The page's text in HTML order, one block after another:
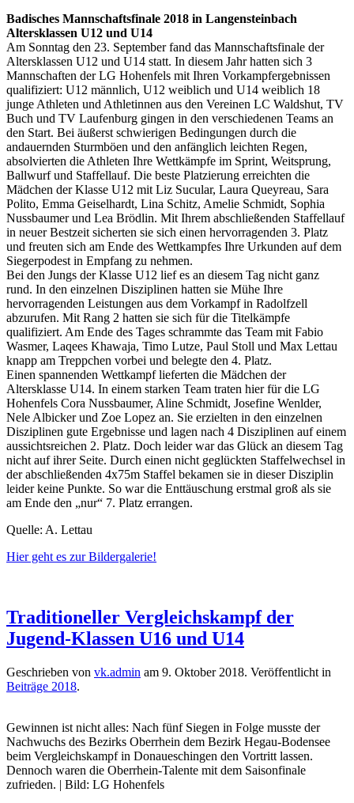
Badisches Mannschaftsfinale 2018 in Langensteinbach
Altersklassen U12 und U14
Am Sonntag den 23. September fand das Mannschaftsfinale der
Altersklassen U12 und U14 statt. In diesem Jahr hatten sich 3
Mannschaften der LG Hohenfels mit Ihren Vorkampfergebnissen
qualifiziert: U12 männlich, U12 weiblich und U14 weiblich 18
junge Athleten und Athletinnen aus den Vereinen LC Waldshut, TV
Buch und TV Laufenburg gingen in den verschiedenen Teams an
den Start. Bei äußerst schwierigen Bedingungen durch die
andauernden Sturmböen und den anfänglich leichten Regen,
absolvierten die Athleten Ihre Wettkämpfe im Sprint, Weitsprung,
Ballwurf und Staffellauf. Die beste Platzierung erreichten die
Mädchen der Klasse U12 mit Liz Sucular, Laura Queyreau, Sara
Polito, Emma Geiselhardt, Lina Schitz, Amelie Schmidt, Sophia
Nussbaumer und Lea Brödlin. Mit Ihrem abschließenden Staffellauf
in neuer Bestzeit sicherten sie sich einen hervorragenden 3. Platz
und freuten sich am Ende des Wettkampfes Ihre Urkunden auf dem
Siegerpodest in Empfang zu nehmen.
Bei den Jungs der Klasse U12 lief es an diesem Tag nicht ganz
rund. In den einzelnen Disziplinen hatten sie Mühe Ihre
hervorragenden Leistungen aus dem Vorkampf in Radolfzell
abzurufen. Mit Rang 2 hatten sie sich für die Titelkämpfe
qualifiziert. Am Ende des Tages schrammte das Team mit Fabio
Wasmer, Laqees Khawaja, Timo Lutze, Paul Stoll und Max Lettau
knapp am Treppchen vorbei und belegte den 4. Platz.
Einen spannenden Wettkampf lieferten die Mädchen der
Altersklasse U14. In einem starken Team traten hier für die LG
Hohenfels Cora Nussbaumer, Aline Schmidt, Josefine Wenlder,
Nele Albicker und Zoe Lopez an. Sie erzielten in den einzelnen
Disziplinen gute Ergebnisse und lagen nach 4 Disziplinen auf einem
aussichtsreichen 2. Platz. Doch leider war das Glück an diesem Tag
nicht auf ihrer Seite. Durch einen nicht geglückten Staffelwechsel in
der abschließenden 4x75m Staffel bekamen sie in dieser Disziplin
leider keine Punkte. So war die Enttäuschung erstmal groß als sie
am Ende den „nur“ 7. Platz errangen.
Quelle: A. Lettau
Hier geht es zur Bildergalerie!
Traditioneller Vergleichskampf der
Jugend-Klassen U16 und U14
Geschrieben von vk.admin am 9. Oktober 2018. Veröffentlicht in
Beiträge 2018.
Gewinnen ist nicht alles: Nach fünf Siegen in Folge musste der
Nachwuchs des Bezirks Oberrhein dem Bezirk Hegau-Bodensee
beim Vergleichskampf in Donaueschingen den Vortritt lassen.
Dennoch waren die Oberrhein-Talente mit dem Saisonfinale
zufrieden. | Bild: LG Hohenfels